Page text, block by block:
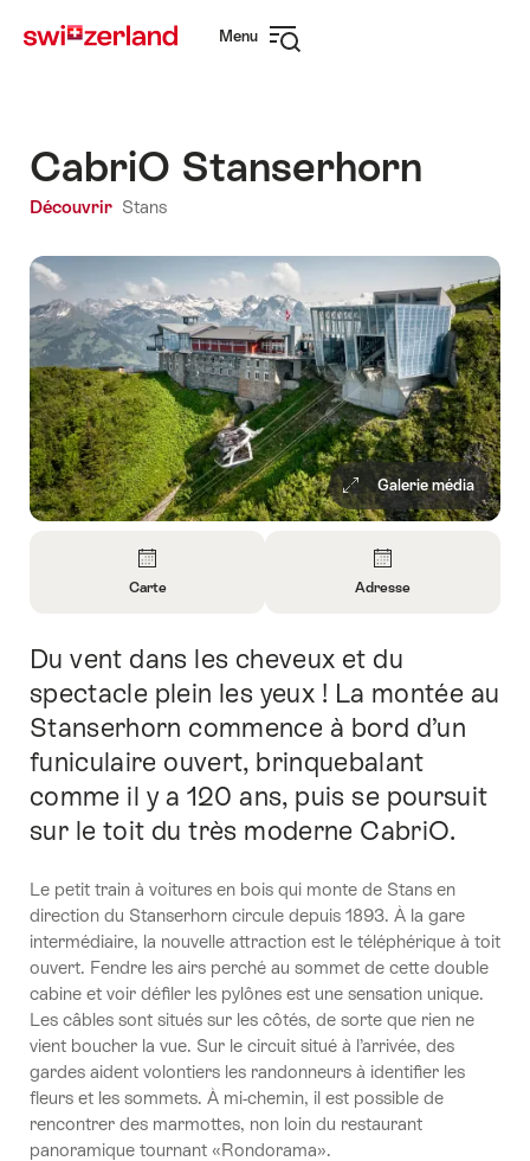
sur
rapide
Menu
CabriO Stanserhorn
Découvrir Stans
Galerie média
informations
sur
Carte
Carte
informations
sur
Adresse
Introduction
Du vent dans les cheveux et du
spectacle plein les yeux ! La montée au
Stanserhorn commence à bord d’un
funiculaire ouvert, brinquebalant
comme il y a 120 ans, puis se poursuit
sur le toit du très moderne CabriO.
Le petit train à voitures en bois qui monte de Stans en
direction du Stanserhorn circule depuis 1893. À la gare
intermédiaire, la nouvelle attraction est le téléphérique à toit
ouvert. Fendre les airs perché au sommet de cette double
cabine et voir défiler les pylônes est une sensation unique.
Les câbles sont situés sur les côtés, de sorte que rien ne
vient boucher la vue. Sur le circuit situé à l’arrivée, des
gardes aident volontiers les randonneurs à identifier les
fleurs et les sommets. À mi-chemin, il est possible de
rencontrer des marmottes, non loin du restaurant
panoramique tournant «Rondorama».